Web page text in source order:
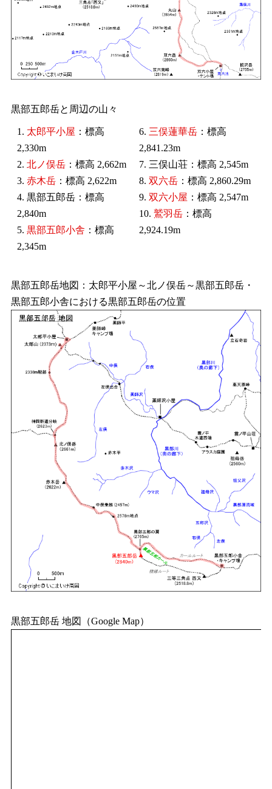
黒部五郎岳と周辺の山々
1. 太郎平小屋 ：標高
2,330m
2. 北ノ俣岳 ：標高 2,662m
3. 赤木岳 ：標高 2,622m
4. 黒部五郎岳：標高
2,840m
5. 黒部五郎小舎 ：標高
2,345m
6. 三俣蓮華岳 ：標高
2,841.23m
7. 三俣山荘：標高 2,545m
8. 双六岳 ：標高 2,860.29m
9. 双六小屋 ：標高 2,547m
10. 鷲羽岳 ：標高
2,924.19m
黒部五郎岳地図：太郎平小屋～北ノ俣岳～黒部五郎岳・
黒部五郎小舎における黒部五郎岳の位置
黒部五郎岳 地図（Google Map）